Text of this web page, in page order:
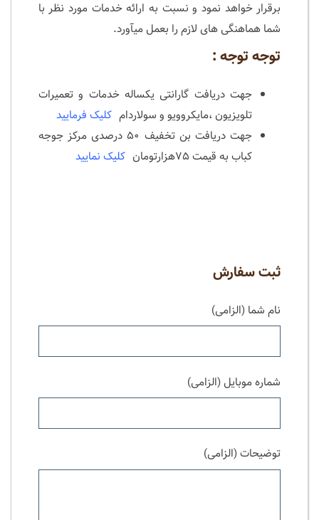
برقرار خواهد نمود و نسبت به ارائه خدمات مورد نظر با
شما هماهنگی های لازم را بعمل میآورد.
توجه توجه :
جهت دریافت گارانتی یکساله خدمات و تعمیرات
تلویزیون ،مایکروویو و سولاردام کلیک فرمایید
جهت دریافت بن تخفیف ۵۰ درصدی مرکز جوجه
کباب به قیمت ۷۵هزارتومان
کلیک نمایید
ثبت سفارش
نام شما (الزامی)
شماره موبایل (الزامی)
توضیحات (الزامی)